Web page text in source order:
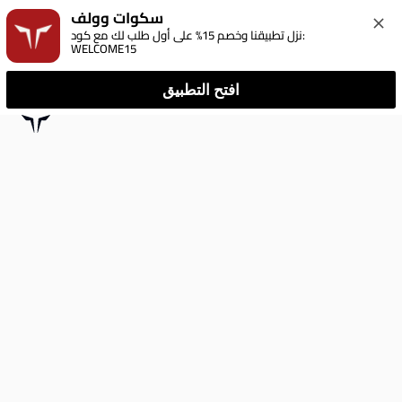
سكوات وولف
نزل تطبيقنا وخصم 15% على أول طلب لك مع كود:
WELCOME15
افتح التطبيق